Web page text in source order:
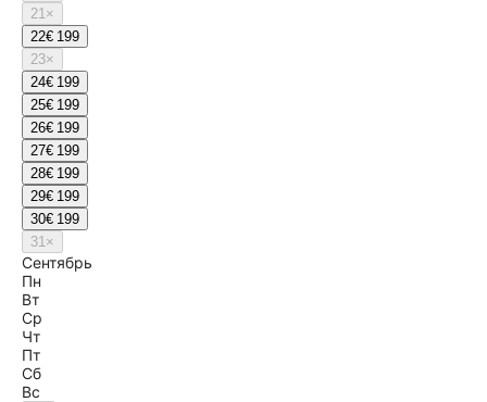
21×
22€ 199
23×
24€ 199
25€ 199
26€ 199
27€ 199
28€ 199
29€ 199
30€ 199
31×
Сентябрь
Пн
Вт
Ср
Чт
Пт
Сб
Вс